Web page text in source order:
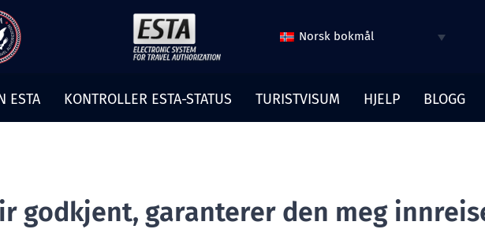
Norsk bokmål
ESTA KONTROLLER ESTA-STATUS TURISTVISUM HJELP BLOGG
godkjent, garanterer den meg